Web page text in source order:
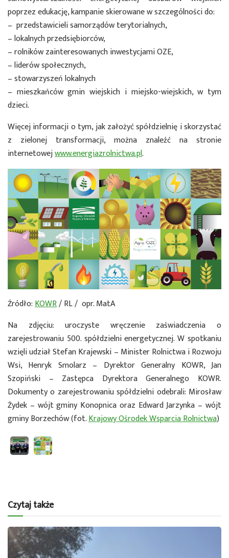
poprzez edukację, kampanie skierowane w szczególności do:
– przedstawicieli samorządów terytorialnych,
– lokalnych przedsiębiorców,
– rolników zainteresowanych inwestycjami OZE,
– liderów społecznych,
– stowarzyszeń lokalnych
– mieszkańców gmin wiejskich i miejsko-wiejskich, w tym
dzieci.
Więcej informacji o tym, jak założyć spółdzielnię i skorzystać
z zielonej transformacji, można znaleźć na stronie
internetowejwww.energiazrolnictwa.pl.
Źródło:KOWR/ RL / opr. MatA
Na zdjęciu: uroczyste wręczenie zaświadczenia o
zarejestrowaniu 500. spółdzielni energetycznej. W spotkaniu
wzięli udział Stefan Krajewski – Minister Rolnictwa i Rozwoju
Wsi, Henryk Smolarz – Dyrektor Generalny KOWR, Jan
Szopiński – Zastępca Dyrektora Generalnego KOWR.
Dokumenty o zarejestrowaniu spółdzielni odebrali: Mirosław
Żydek – wójt gminy Konopnica oraz Edward Jarzynka – wójt
gminy Borzechów (fot.Krajowy Ośrodek Wsparcia Rolnictwa)
Czytaj także